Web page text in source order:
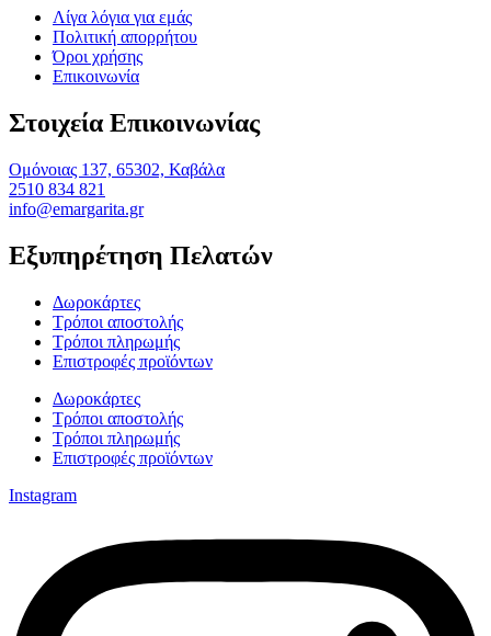
Λίγα λόγια για εμάς
Πολιτική απορρήτου
Όροι χρήσης
Επικοινωνία
Στοιχεία Επικοινωνίας
Ομόνοιας 137, 65302, Καβάλα
2510 834 821
info@emargarita.gr
Εξυπηρέτηση Πελατών
Δωροκάρτες
Τρόποι αποστολής
Τρόποι πληρωμής
Επιστροφές προϊόντων
Δωροκάρτες
Τρόποι αποστολής
Τρόποι πληρωμής
Επιστροφές προϊόντων
Instagram